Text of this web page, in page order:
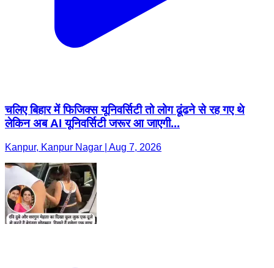
चलिए बिहार में फिजिक्स यूनिवर्सिटी तो लोग ढूंढने से रह गए थे
लेकिन अब AI यूनिवर्सिटी जरूर आ जाएगी...
Kanpur, Kanpur Nagar | Aug 7, 2026